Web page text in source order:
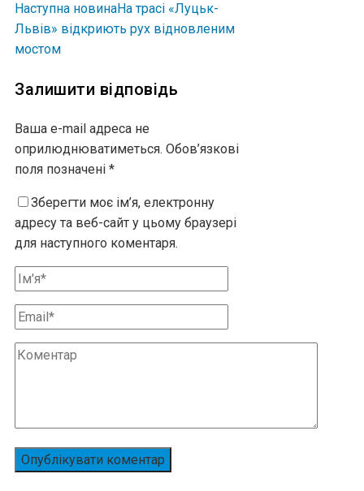
Наступна новинаНа трасі «Луцьк-
Львів» відкриють рух відновленим
мостом
Залишити відповідь
Ваша e-mail адреса не
оприлюднюватиметься. Обов’язкові
поля позначені *
Зберегти моє ім’я, електронну
адресу та веб-сайт у цьому браузері
для наступного коментаря.